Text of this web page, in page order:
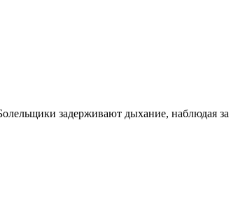
задерживают дыхание, наблюдая за